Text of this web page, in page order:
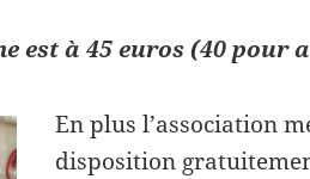
est à 45 euros (40 pour
En plus l’association
disposition